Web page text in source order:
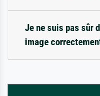
Je ne suis pas sûr
image